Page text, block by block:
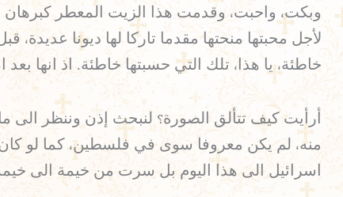
وبكت، واحبت، وقدمت هذا الزيت المعطر كبرهان
لأجل محبتها منحتها مقدما تاركا لها ديونا
خاطئة، يا هذا، تلك التي حسبتها خاطئة. اذ انها
أرأيت كيف تتألق الصورة؟ لنبحث إذن وننظر الى
منه، لم يكن معروفا سوى في فلسطين، كما لو كان
اسرائيل الى هذا اليوم بل سرت من خيمة الى